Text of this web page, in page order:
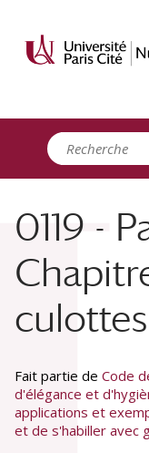
0119 -
Fait partie de Code
d'élégance et
applications et
et de s'habiller avec